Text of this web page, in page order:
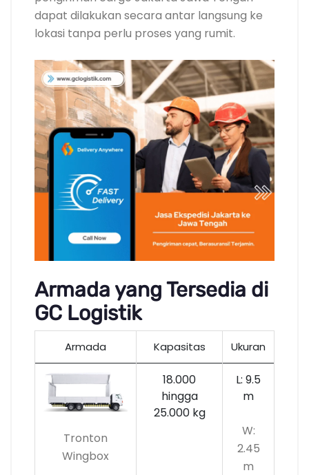
dapat dilakukan secara antar langsung ke
lokasi tanpa perlu proses yang rumit.
Armada yang Tersedia di
GC Logistik
Armada Kapasitas Ukuran
Tronton
Wingbox
18.000
hingga
25.000 kg
L: 9.5
m
W:
2.45
m